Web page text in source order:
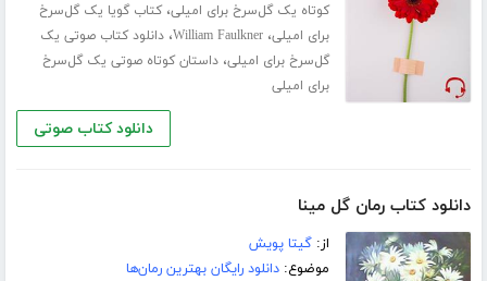
کوتاه یک گل‌سرخ برای امیلی،کتاب گویا یک گل‌سرخ
برای امیلی،William Faulkner،دانلود کتاب صوتی یک
گل‌سرخ برای امیلی،داستان کوتاه صوتی یک گل‌سرخ
برای امیلی
دانلود کتاب صوتی
دانلود کتاب رمان گل مینا
از:گیتا پویش
موضوع:دانلود رایگان بهترین رمان‌ها